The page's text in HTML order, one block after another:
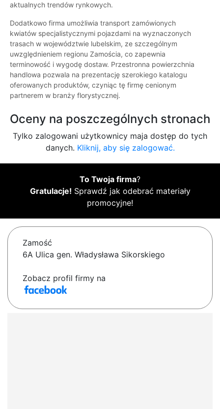
aktualnych trendów rynkowych.
Dodatkowo firma umożliwia transport zamówionych
kwiatów specjalistycznymi pojazdami na wyznaczonych
trasach w województwie lubelskim, ze szczególnym
uwzględnieniem regionu Zamościa, co zapewnia
terminowość i wygodę dostaw. Przestronna powierzchnia
handlowa pozwala na prezentację szerokiego katalogu
oferowanych produktów, czyniąc tę firmę cenionym
partnerem w branży florystycznej.
Oceny na poszczególnych stronach
Tylko zalogowani użytkownicy maja dostęp do tych
danych. Kliknij, aby się zalogować.
To Twoja firma?
Gratulacje! Sprawdź jak odebrać materiały
promocyjne!
Zamość
6A Ulica gen. Władysława Sikorskiego
Zobacz profil firmy na